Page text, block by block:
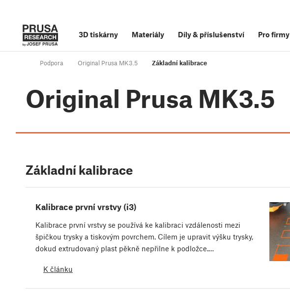
3D tiskárny Materiály Díly& příslušenství Pro firmy
Podpora Original Prusa MK3.5 Základní kalibrace
Original Prusa MK3.5
Základní kalibrace
Kalibrace první vrstvy (i3)
Kalibrace první vrstvy se používá ke kalibraci vzdálenosti mezi
špičkou trysky a tiskovým povrchem. Cílem je upravit výšku trysky,
dokud extrudovaný plast pěkně nepřilne k podložce.…
K článku